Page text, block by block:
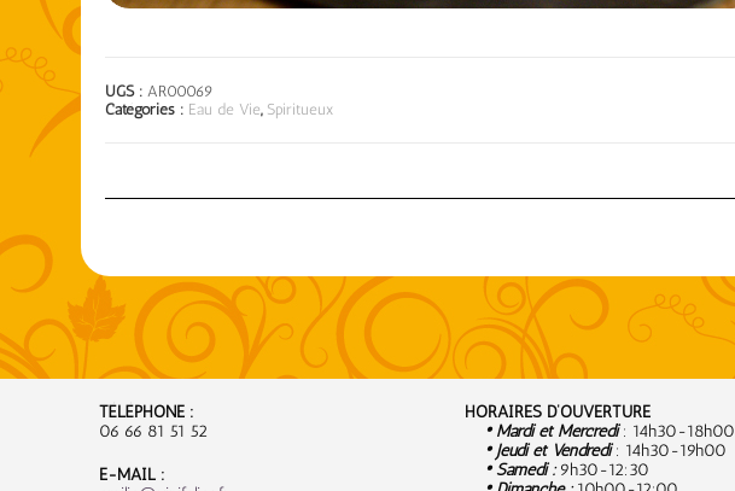
UGS :AR00069
Catégories : Eau de Vie, Spiritueux
TÉLÉPHONE :
06 66 81 51 52
E-MAIL :
HORAIRES D’OUVERTURE
• Mardi et Mercredi: 14h30-18h00
• Jeudi et Vendredi: 14h30-19h00
• Samedi :9h30-12:30